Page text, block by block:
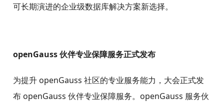
可长期演进的企业级数据库解决方案新选择。
openGauss 伙伴专业保障服务正式发布
为提升 openGauss 社区的专业服务能力，大会正式发
布 openGauss 伙伴专业保障服务。openGauss 服务伙